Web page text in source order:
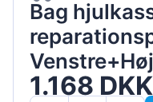
Bag
1.168 DKK